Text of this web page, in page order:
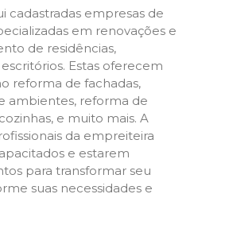
cadastradas empresas de
em renovações e
de residências,
Estas oferecem
reforma de fachadas,
ambientes, reforma de
e muito mais. A
da empreiteira
e estarem
para transformar seu
suas necessidades e